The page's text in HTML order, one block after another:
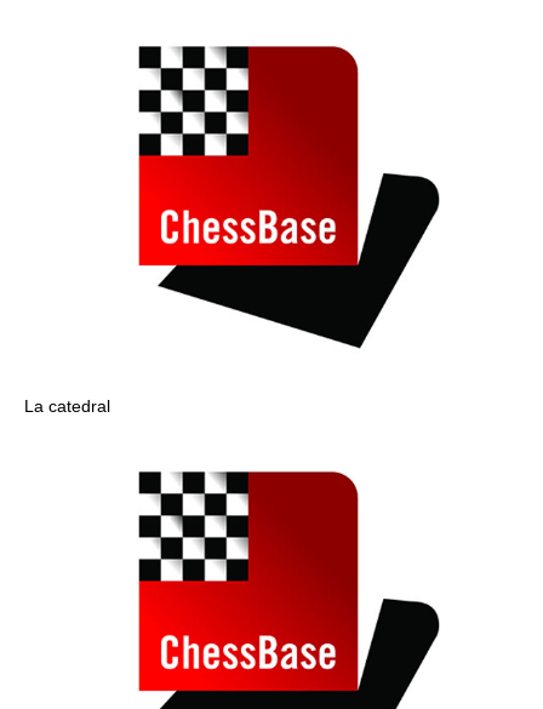
La catedral